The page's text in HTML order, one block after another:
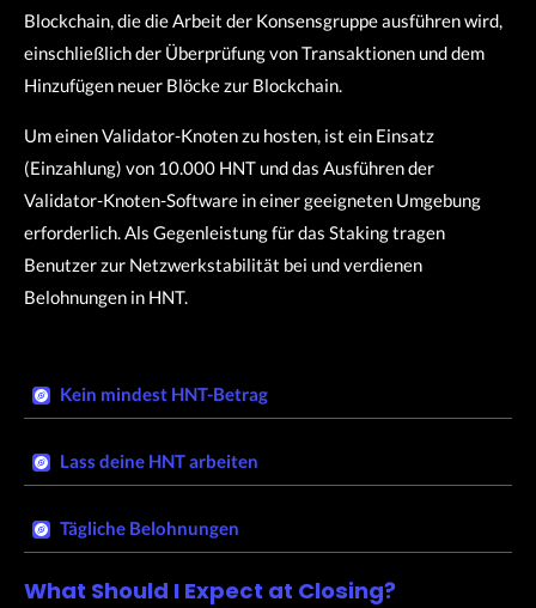
Blockchain, die die Arbeit der Konsensgruppe ausführen wird,
einschließlich der Überprüfung von Transaktionen und dem
Hinzufügen neuer Blöcke zur Blockchain.
Um einen Validator-Knoten zu hosten, ist ein Einsatz
(Einzahlung) von 10.000 HNT und das Ausführen der
Validator-Knoten-Software in einer geeigneten Umgebung
erforderlich. Als Gegenleistung für das Staking tragen
Benutzer zur Netzwerkstabilität bei und verdienen
Belohnungen in HNT.
Kein mindest HNT-Betrag​
Lass deine HNT arbeiten
Tägliche Belohnungen​
What Should I Expect at Closing?